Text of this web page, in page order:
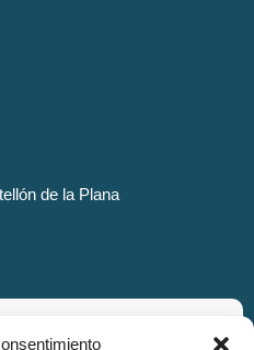
de la Plana